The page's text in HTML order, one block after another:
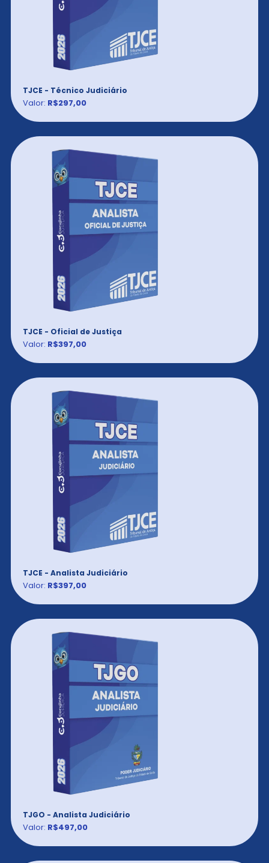
TJCE - Técnico Judiciário
Valor: R$297,00
TJCE - Oficial de Justiça
Valor: R$397,00
TJCE - Analista Judiciário
Valor: R$397,00
TJGO - Analista Judiciário
Valor: R$497,00